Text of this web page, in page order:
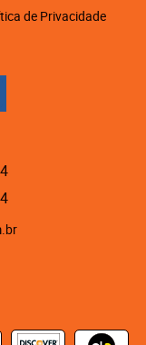
de Privacidade